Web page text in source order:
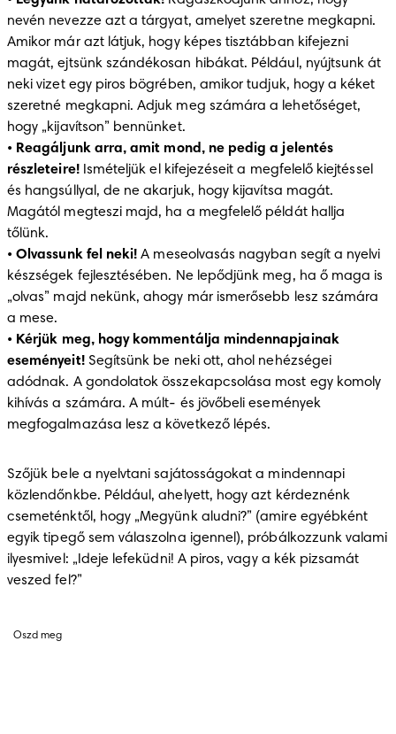
nevén nevezze azt a tárgyat, amelyet szeretne megkapni.
Amikor már azt látjuk, hogy képes tisztábban kifejezni
magát, ejtsünk szándékosan hibákat. Például, nyújtsunk át
neki vizet egy piros bögrében, amikor tudjuk, hogy a kéket
szeretné megkapni. Adjuk meg számára a lehetőséget,
hogy „kijavítson” bennünket.
• Reagáljunk arra, amit mond, ne pedig a jelentés
részleteire! Ismételjük el kifejezéseit a megfelelő kiejtéssel
és hangsúllyal, de ne akarjuk, hogy kijavítsa magát.
Magától megteszi majd, ha a megfelelő példát hallja
tőlünk.
• Olvassunk fel neki! A meseolvasás nagyban segít a nyelvi
készségek fejlesztésében. Ne lepődjünk meg, ha ő maga is
„olvas” majd nekünk, ahogy már ismerősebb lesz számára
a mese.
• Kérjük meg, hogy kommentálja mindennapjainak
eseményeit! Segítsünk be neki ott, ahol nehézségei
adódnak. A gondolatok összekapcsolása most egy komoly
kihívás a számára. A múlt- és jövőbeli események
megfogalmazása lesz a következő lépés.
Szőjük bele a nyelvtani sajátosságokat a mindennapi
közlendőnkbe. Például, ahelyett, hogy azt kérdeznénk
csemeténktől, hogy „Megyünk aludni?” (amire egyébként
egyik tipegő sem válaszolna igennel), próbálkozzunk valami
ilyesmivel: „Ideje lefeküdni! A piros, vagy a kék pizsamát
veszed fel?”
Oszd meg